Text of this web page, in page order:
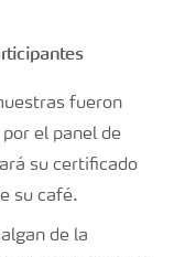
fueron
el panel de
su certificado
su café.
de la